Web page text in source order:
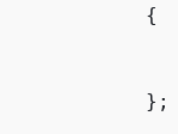
{
            };